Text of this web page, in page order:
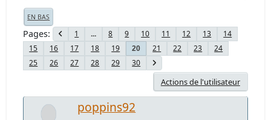
EN BAS
Pages 1 ... 8 9 10 11 12 13
14
15
16 17 18 19 20 21 22 23
24
25
26 27 28 29 30
Actions de l'utilisateur
poppins92